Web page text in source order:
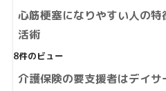
心筋梗塞になりやすい人の
活術
8件のビュー
介護保険の要支援者はデイ